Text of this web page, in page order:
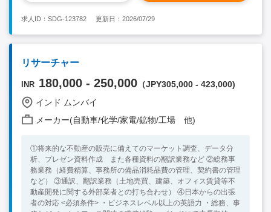
求人ID：SDG-123782 更新日：2026/07/29
リサーチャー
INR 180,000 - 250,000 （JPY305,000 - 423,000)
インド ムンバイ
メーカー(自動車/化学/家電/鉱物/工場 他)
①将来的な不動産の販売に備えてのマーケット調査、データ分
析、プレゼン資料作成 また各種資料の翻訳業務など ②総務事
務業務（経費精算、事務所の備品消耗品費の管理、契約書の管理
など） ③通訳、翻訳業務（土地売買、建築、オフィス賃貸等不
動産開発に関する外部業者との打ち合わせ） ④日本からの出張
者の対応 <必須条件> ・ビジネスレベル以上の英語力 ・総務、事